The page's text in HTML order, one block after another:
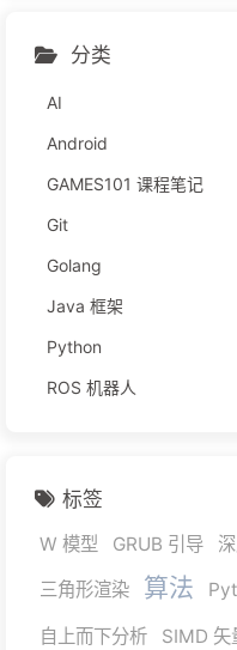
分类
AI
Android
GAMES101 课程笔记
Git
Golang
Java 框架
Python
ROS 机器人
标签
W 模型 GRUB 引导
三角形渲染
算法
自上而下分析 SIMD 矢